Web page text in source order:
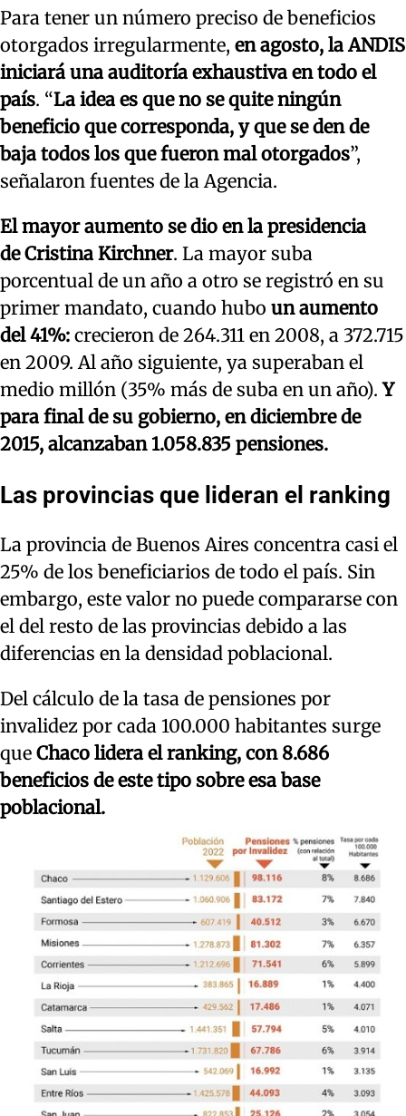
Para tener un número preciso de beneficios
otorgados irregularmente, en agosto, la ANDIS
iniciará una auditoría exhaustiva en todo el
país. “La idea es que no se quite ningún
beneficio que corresponda, y que se den de
baja todos los que fueron mal otorgados”,
señalaron fuentes de la Agencia.
El mayor aumento se dio en la presidencia
de Cristina Kirchner. La mayor suba
porcentual de un año a otro se registró en su
primer mandato, cuando hubo un aumento
del 41%: crecieron de 264.311 en 2008, a 372.715
en 2009. Al año siguiente, ya superaban el
medio millón (35% más de suba en un año).Y
para final de su gobierno, en diciembre de
2015, alcanzaban 1.058.835 pensiones.
Las provincias que lideran el ranking
La provincia de Buenos Aires concentra casi el
25% de los beneficiarios de todo el país. Sin
embargo, este valor no puede compararse con
el del resto de las provincias debido a las
diferencias en la densidad poblacional.
Del cálculo de la tasa de pensiones por
invalidez por cada 100.000 habitantes surge
que Chaco lidera el ranking, con 8.686
beneficios de este tipo sobre esa base
poblacional.